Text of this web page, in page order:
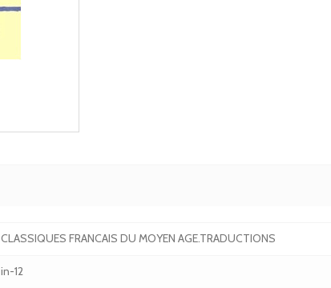
CLASSIQUES FRANCAIS DU MOYEN AGE.TRADUCTIONS
in-12